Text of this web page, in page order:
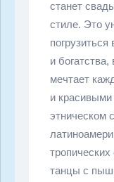
станет
стиле. Это
и
мечтает
и
этническом
танцы с